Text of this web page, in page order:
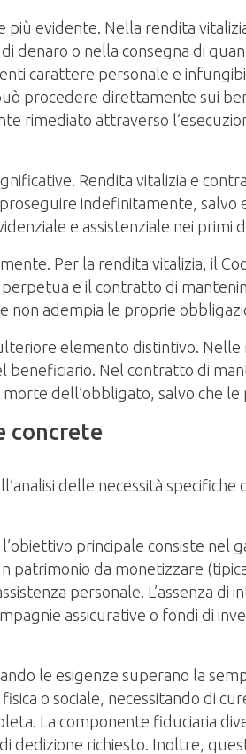
più evidente. Nella rendita
denaro o nella consegna di
carattere personale e
procedere direttamente sui
rimediato attraverso
Rendita vitalizia e
indefinitamente, salvo
e assistenziale nei primi
Per la rendita vitalizia, il
e il contratto di
adempia le proprie
elemento distintivo.
beneficiario. Nel contratto di
dell’obbligato, salvo che
concrete
delle necessità
principale consiste
patrimonio da monetizzare
personale. L’assenza
assicurative o fondi di
le esigenze superano la
o sociale, necessitando di
La componente fiduciaria
richiesto. Inoltre,